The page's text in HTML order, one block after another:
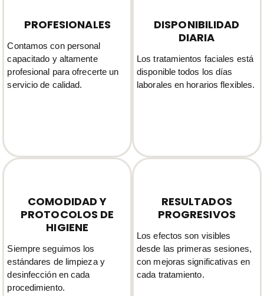
PROFESIONALES
Contamos con personal
capacitado y altamente
profesional para ofrecerte un
servicio de calidad.
DISPONIBILIDAD
DIARIA
Los tratamientos faciales está
disponible todos los días
laborales en horarios flexibles.
COMODIDAD Y
PROTOCOLOS DE
HIGIENE
Siempre seguimos los
estándares de limpieza y
desinfección en cada
procedimiento.
RESULTADOS
PROGRESIVOS
Los efectos son visibles
desde las primeras sesiones,
con mejoras significativas en
cada tratamiento.